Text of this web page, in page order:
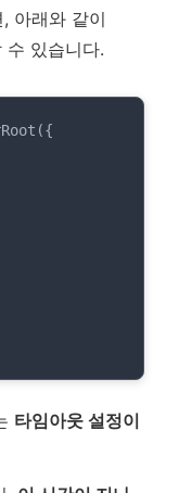
아래와 같이
수 있습니다.
타임아웃 설정이